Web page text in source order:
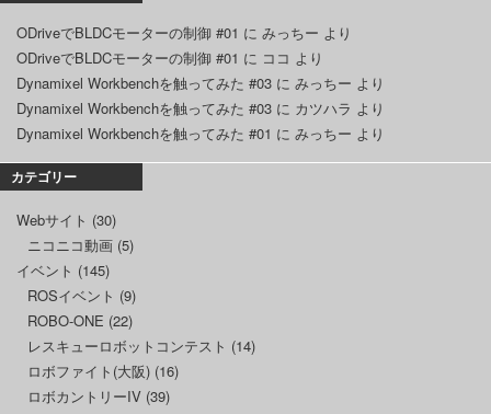
ODriveでBLDCモーターの制御 #01 に みっちー より
ODriveでBLDCモーターの制御 #01 に ココ より
Dynamixel Workbenchを触ってみた #03 に みっちー より
Dynamixel Workbenchを触ってみた #03 に カツハラ より
Dynamixel Workbenchを触ってみた #01 に みっちー より
カテゴリー
Webサイト (30)
ニコニコ動画 (5)
イベント (145)
ROSイベント (9)
ROBO-ONE (22)
レスキューロボットコンテスト (14)
ロボファイト(大阪) (16)
ロボカントリーIV (39)